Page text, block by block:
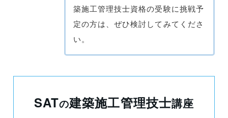
築施工管理技士資格の受験に挑戦予
定の方は、ぜひ検討してみてくださ
い。
SATの建築施工管理技士講座